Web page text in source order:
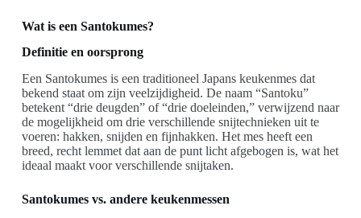
Wat is een Santokumes?
Definitie en oorsprong
Een Santokumes is een traditioneel Japans keukenmes dat
bekend staat om zijn veelzijdigheid. De naam “Santoku”
betekent “drie deugden” of “drie doeleinden,” verwijzend naar
de mogelijkheid om drie verschillende snijtechnieken uit te
voeren: hakken, snijden en fijnhakken. Het mes heeft een
breed, recht lemmet dat aan de punt licht afgebogen is, wat het
ideaal maakt voor verschillende snijtaken.
Santokumes vs. andere keukenmessen